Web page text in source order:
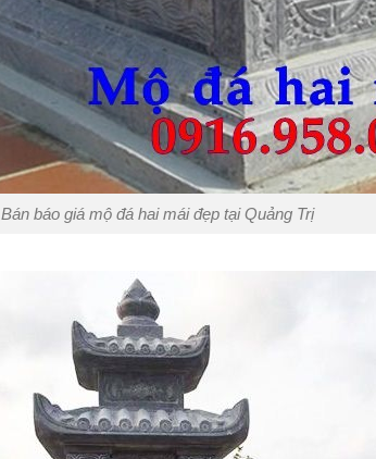
Bán báo giá mộ đá hai mái đẹp tại Quảng Trị